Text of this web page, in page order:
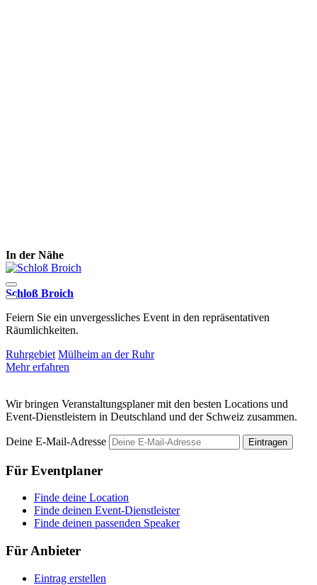
In der Nähe
Schloß Broich
Feiern Sie ein unvergessliches Event in den repräsentativen
Räumlichkeiten.
Ruhrgebiet Mülheim an der Ruhr
Mehr erfahren
Wir bringen Veranstaltungsplaner mit den besten Locations und
Event-Dienstleistern in Deutschland und der Schweiz zusammen.
Deine E-Mail-Adresse Eintragen
Für Eventplaner
Finde deine Location
Finde deinen Event-Dienstleister
Finde deinen passenden Speaker
Für Anbieter
Eintrag erstellen